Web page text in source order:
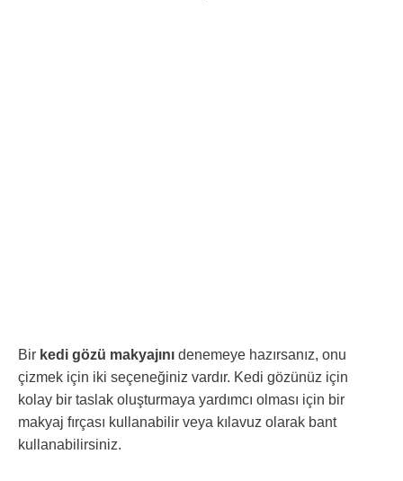
Bir kedi gözü makyajını denemeye hazırsanız, onu
çizmek için iki seçeneğiniz vardır. Kedi gözünüz için
kolay bir taslak oluşturmaya yardımcı olması için bir
makyaj fırçası kullanabilir veya kılavuz olarak bant
kullanabilirsiniz.